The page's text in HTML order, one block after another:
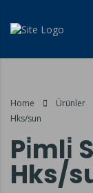
Home Ürünler
Hks/sun
Pi̇mli̇
Hks/